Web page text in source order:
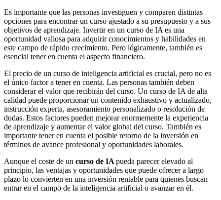
Es importante que las personas investiguen y comparen distintas
opciones para encontrar un curso ajustado a su presupuesto y a sus
objetivos de aprendizaje. Invertir en un curso de IA es una
oportunidad valiosa para adquirir conocimientos y habilidades en
este campo de rápido crecimiento. Pero lógicamente, también es
esencial tener en cuenta el aspecto financiero.
El precio de un curso de inteligencia artificial es crucial, pero no es
el único factor a tener en cuenta. Las personas también deben
considerar el valor que recibirán del curso. Un curso de IA de alta
calidad puede proporcionar un contenido exhaustivo y actualizado,
instrucción experta, asesoramiento personalizado o resolución de
dudas. Estos factores pueden mejorar enormemente la experiencia
de aprendizaje y aumentar el valor global del curso. También es
importante tener en cuenta el posible retorno de la inversión en
términos de avance profesional y oportunidades laborales.
Aunque el coste de un curso de IA pueda parecer elevado al
principio, las ventajas y oportunidades que puede ofrecer a largo
plazo lo convierten en una inversión rentable para quienes buscan
entrar en el campo de la inteligencia artificial o avanzar en él.